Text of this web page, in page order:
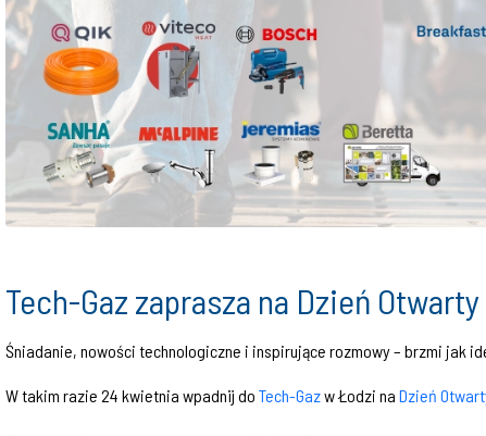
Tech-Gaz zaprasza na Dzień Otwarty
Śniadanie, nowości technologiczne i inspirujące rozmowy – brzmi jak
W takim razie 24 kwietnia wpadnij do Tech-Gazw Łodzi na Dzień